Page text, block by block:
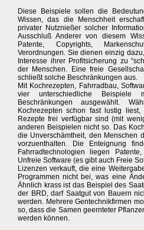
Diese Beispiele sollen die
Wissen, das die Menschheit
privater Nutznießer solcher
Ausschluß Anderer von diesem
Patente, Copyrights,
Verordnungen. Sie dienen einzig
Interesse ihrer Profitsicherung zu
der Menschen. Eine freie
schließt solche Beschränkungen aus.
Mit Kochrezepten, Fahrradbau,
vier unterschiedliche Beispiele
Beschränkungen ausgewählt.
Kochrezepten schon fast lustig
Rezepte frei verfügbar sind (mit
anderen Beispielen nicht so. Das
die Unverschämtheit, den Menschen
vorzuenthalten. Die Enteignung
Fahrradtechnologien liegen
Unfreie Software (es gibt auch Freie
Lizenzen verkauft, die eine
Programmen nicht bei, was eine
Ähnlich krass ist das Beispiel des
der BRD, darf Saatgut von Bauern
werden. Mehrere Gentechnikfirmen
so, dass die Samen geernteter
werden können.